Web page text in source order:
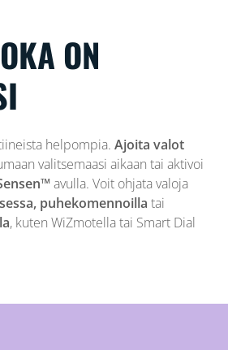
ON
helpompia. Ajoita valot
valitsemaasi aikaan tai aktivoi
avulla. Voit ohjata valoja
puhekomennoilla tai
, kuten WiZmotella tai Smart Dial